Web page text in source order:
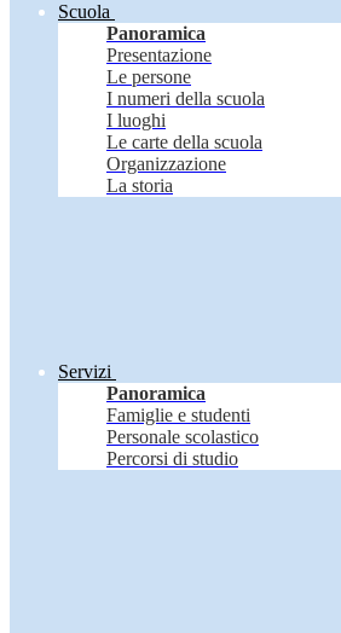
Scuola
Panoramica
Presentazione
Le persone
I numeri della scuola
I luoghi
Le carte della scuola
Organizzazione
La storia
Servizi
Panoramica
Famiglie e studenti
Personale scolastico
Percorsi di studio